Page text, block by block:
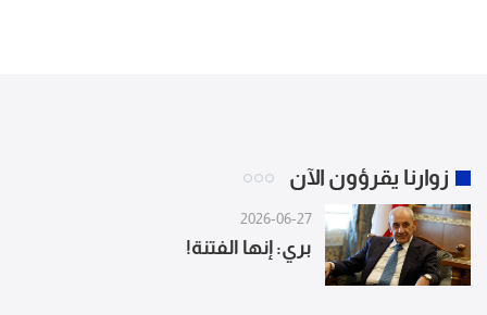
زوارنا يقرؤون الآن
2026-06-27
بري: إنها الفتنة!